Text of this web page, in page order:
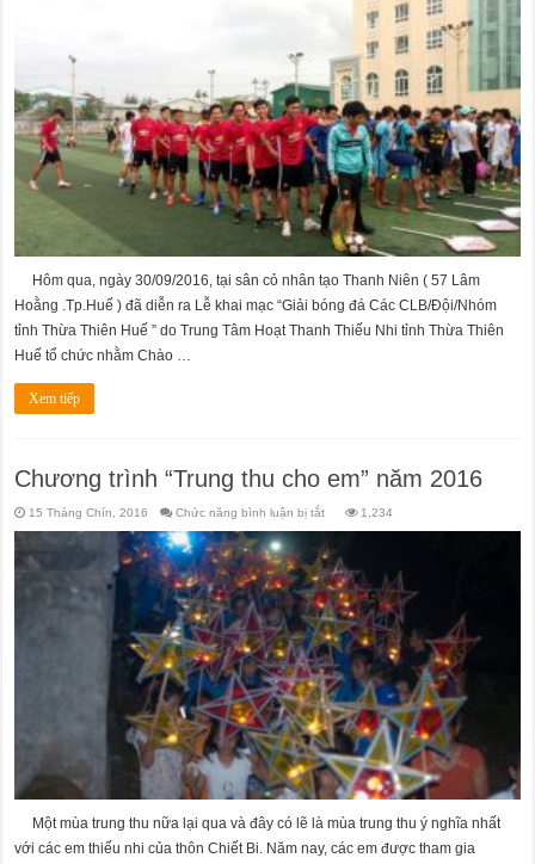
nhóm
năm
2016
Hôm qua, ngày 30/09/2016, tại sân cỏ nhân tạo Thanh Niên ( 57 Lâm
Hoằng .Tp.Huế ) đã diễn ra Lễ khai mạc “Giải bóng đá Các CLB/Đội/Nhóm
tỉnh Thừa Thiên Huế ” do Trung Tâm Hoạt Thanh Thiếu Nhi tỉnh Thừa Thiên
Huế tổ chức nhằm Chào …
Xem tiếp
Chương trình “Trung thu cho em” năm 2016
15 Tháng Chín, 2016 Chức năng bình luận bị tắtở
“Trung
thu
cho
em”
năm
2016
1,234
Một mùa trung thu nữa lại qua và đây có lẽ là mùa trung thu ý nghĩa nhất
với các em thiếu nhi của thôn Chiết Bi. Năm nay, các em được tham gia